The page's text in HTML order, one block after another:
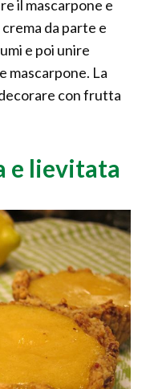
il mascarpone e
da parte e
e poi unire
mascarpone. La
con frutta
e lievitata